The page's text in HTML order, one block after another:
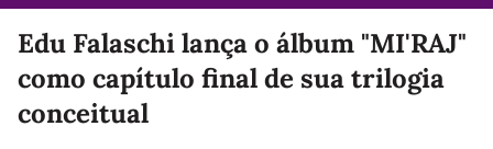
Edu Falaschi lança o álbum "MI'RAJ"
como capítulo final de sua trilogia
conceitual